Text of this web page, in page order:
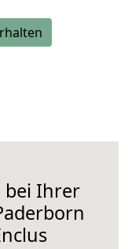
bei Ihrer